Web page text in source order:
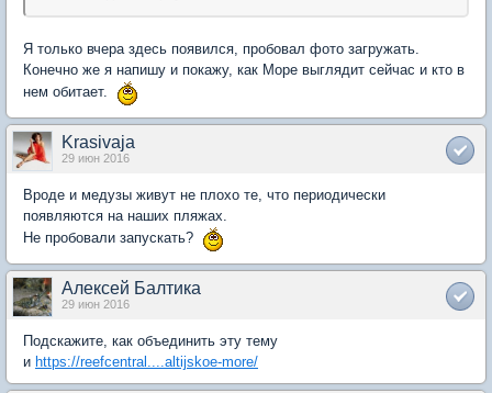
Я только вчера здесь появился, пробовал фото загружать.
Конечно же я напишу и покажу, как Море выглядит сейчас и кто в
нем обитает.
Krasivaja
29 июн 2016
Вроде и медузы живут не плохо те, что периодически
появляются на наших пляжах.
Не пробовали запускать?
Алексей Балтика
29 июн 2016
Подскажите, как объединить эту тему
и https://reefcentral....altijskoe-more/